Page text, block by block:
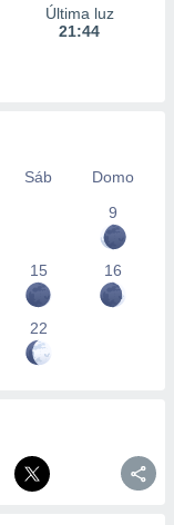
Última luz
21:44
Sáb
Domo
9
15 16
22